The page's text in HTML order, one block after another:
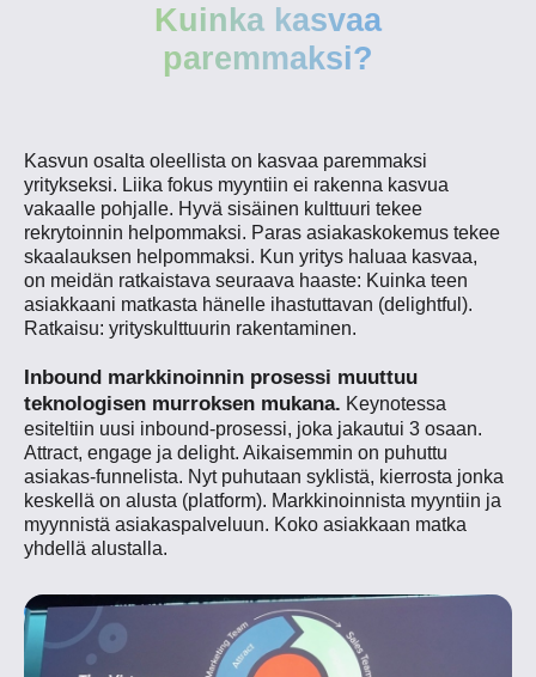
Kuinka kasvaa
paremmaksi?
Kasvun osalta oleellista on kasvaa paremmaksi
yritykseksi. Liika fokus myyntiin ei rakenna kasvua
vakaalle pohjalle. Hyvä sisäinen kulttuuri tekee
rekrytoinnin helpommaksi. Paras asiakaskokemus tekee
skaalauksen helpommaksi. Kun yritys haluaa kasvaa,
on meidän ratkaistava seuraava haaste: Kuinka teen
asiakkaani matkasta hänelle ihastuttavan (delightful).
Ratkaisu: yrityskulttuurin rakentaminen.
Inbound markkinoinnin prosessi muuttuu
teknologisen murroksen mukana. Keynotessa
esiteltiin uusi inbound-prosessi, joka jakautui 3 osaan.
Attract, engage ja delight. Aikaisemmin on puhuttu
asiakas-funnelista. Nyt puhutaan syklistä, kierrosta jonka
keskellä on alusta (platform). Markkinoinnista myyntiin ja
myynnistä asiakaspalveluun. Koko asiakkaan matka
yhdellä alustalla.